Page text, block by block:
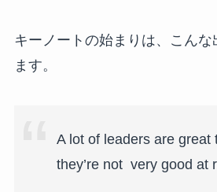
キーノートの始まりは、こんな
ます。
A lot of leaders are great
they’re not very good at